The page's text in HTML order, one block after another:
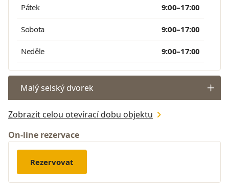
Pátek 9:00–17:00
Sobota 9:00–17:00
Neděle 9:00–17:00
Malý selský dvorek
Zobrazit celou otevírací dobu objektu
On-line rezervace
Rezervovat